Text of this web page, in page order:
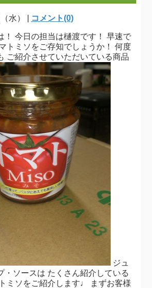
水） | コメント(0)
！ 今日の担当は樋渡です！ 早速で
トミソをご存知でしょうか！ 何度
ご紹介させていただいている商品
ジュ
・ソースは たくさん紹介している
ミソをご紹介します♩ まずお客様